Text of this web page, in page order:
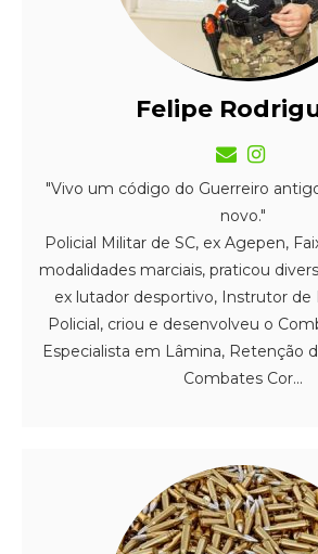
Felipe
"Vivo um código do Guerreiro
novo."
Policial Militar de SC, ex Agepen,
modalidades marciais, praticou
ex lutador desportivo, Instrutor de
Policial, criou e desenvolveu o
Especialista em Lâmina, Retenção
Combates Cor...